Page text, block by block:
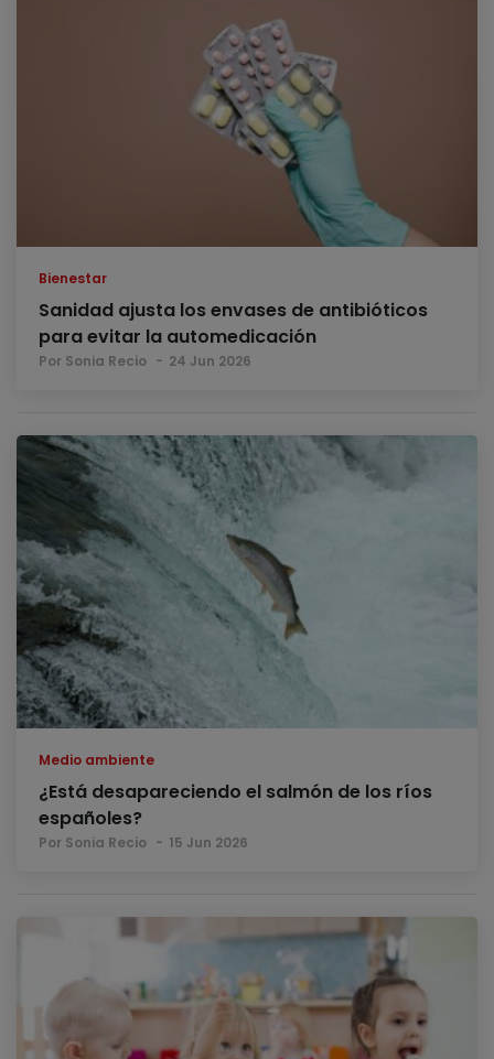
Bienestar
Sanidad ajusta los envases de antibióticos
para evitar la automedicación
Por Sonia Recio 24 Jun 2026
Medio ambiente
¿Está desapareciendo el salmón de los ríos
españoles?
Por Sonia Recio 15 Jun 2026